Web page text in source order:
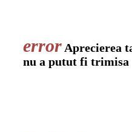
Aprecierea
nu a putut fi trimisa